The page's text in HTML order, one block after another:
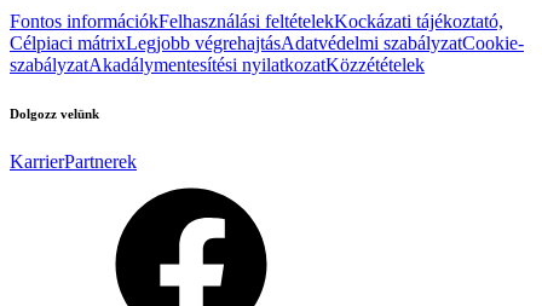
Fontos információkFelhasználási feltételekKockázati tájékoztató,
Célpiaci mátrixLegjobb végrehajtásAdatvédelmi szabályzatCookie-
szabályzatAkadálymentesítési nyilatkozatKözzétételek
Dolgozz velünk
KarrierPartnerek